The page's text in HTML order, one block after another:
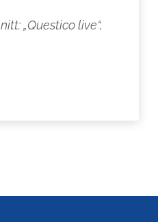
„Questico live“,